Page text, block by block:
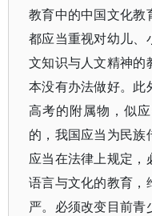
教育中的中国文化教
都应当重视对幼儿、
文知识与人文精神的
本没有办法做好。此
高考的附属物，似
的，我国应当为民族
应当在法律上规定
语言与文化的教育，
严。必须改变目前青